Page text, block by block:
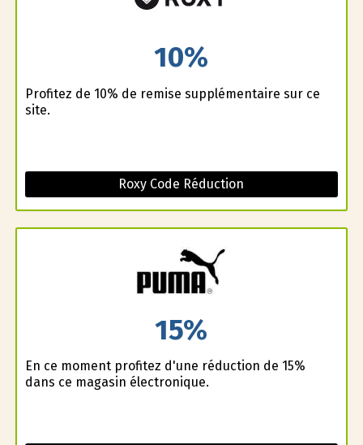
10%
Profitez de 10% de remise supplémentaire sur ce
site.
Roxy Code Réduction
15%
En ce moment profitez d'une réduction de 15%
dans ce magasin électronique.